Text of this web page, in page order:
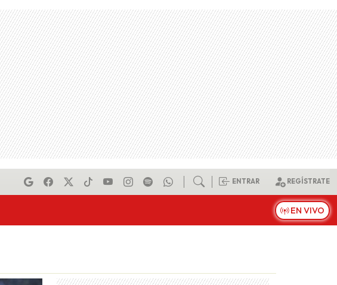
ENTRAR REGÍSTRATE
EN VIVO